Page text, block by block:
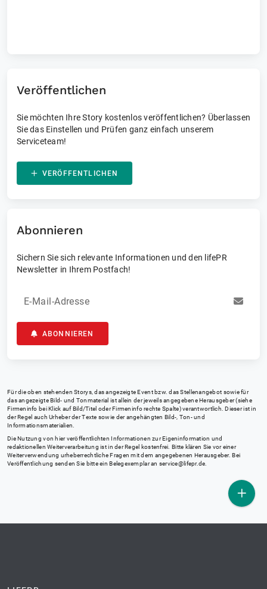
Veröffentlichen
Sie möchten Ihre Story kostenlos veröffentlichen? Überlassen
Sie das Einstellen und Prüfen ganz einfach unserem
Serviceteam!
VERÖFFENTLICHEN
Abonnieren
Sichern Sie sich relevante Informationen und den lifePR
Newsletter in Ihrem Postfach!
E-Mail-Adresse
ABONNIEREN
Für die oben stehenden Storys, das angezeigte Event bzw. das Stellenangebot sowie für
das angezeigte Bild- und Tonmaterial ist allein der jeweils angegebene Herausgeber (siehe
Firmeninfo bei Klick auf Bild/Titel oder Firmeninfo rechte Spalte) verantwortlich. Dieser ist in
der Regel auch Urheber der Texte sowie der angehängten Bild-, Ton- und
Informationsmaterialien.
Die Nutzung von hier veröffentlichten Informationen zur Eigeninformation und
redaktionellen Weiterverarbeitung ist in der Regel kostenfrei. Bitte klären Sie vor einer
Weiterverwendung urheberrechtliche Fragen mit dem angegebenen Herausgeber. Bei
Veröffentlichung senden Sie bitte ein Belegexemplar an service@lifepr.de